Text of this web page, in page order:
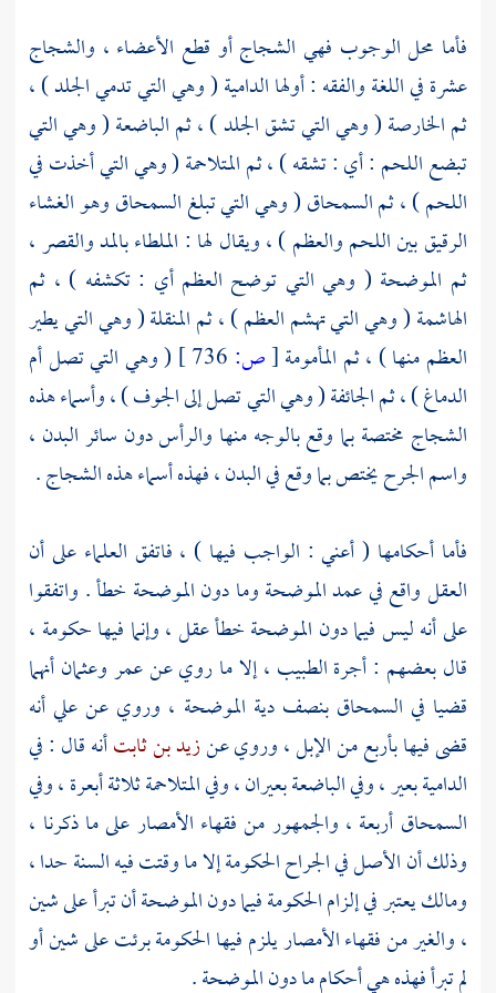
فأما محل الوجوب فهي الشجاج أو قطع الأعضاء ، والشجاج
عشرة في اللغة والفقه : أولها الدامية ( وهي التي تدمي الجلد ) ،
ثم الخارصة ( وهي التي تشق الجلد ) ، ثم الباضعة ( وهي التي
تبضع اللحم : أي : تشقه ) ، ثم المتلاحمة ( وهي التي أخذت في
اللحم ) ، ثم السمحاق ( وهي التي تبلغ السمحاق وهو الغشاء
الرقيق بين اللحم والعظم ) ، ويقال لها : الملطاء بالمد والقصر ،
ثم الموضحة ( وهي التي توضح العظم أي : تكشفه ) ، ثم
الهاشمة ( وهي التي تهشم العظم ) ، ثم المنقلة ( وهي التي يطير
العظم منها ) ، ثم المأمومة[ص:
( وهي التي تصل أم
الدماغ ) ، ثم الجائفة ( وهي التي تصل إلى الجوف ) ، وأسماء هذه
الشجاج مختصة بما وقع بالوجه منها والرأس دون سائر البدن ،
واسم الجرح يختص بما وقع في البدن ، فهذه أسماء هذه الشجاج .
فأما أحكامها ( أعني : الواجب فيها ) ، فاتفق العلماء على أن
العقل واقع في عمد الموضحة وما دون الموضحة خطأ . واتفقوا
على أنه ليس فيما دون الموضحة خطأ عقل ، وإنما فيها حكومة ،
قال بعضهم : أجرة الطبيب ، إلا ما روي عنعمروعثمانأنهما
قضيا في السمحاق بنصف دية الموضحة ، وروي عنعليأنه
قضى فيها بأربع من الإبل ، وروي عنزيد بن ثابتأنه قال : في
الدامية بعير ، وفي الباضعة بعيران ، وفي المتلاحمة ثلاثة أبعرة ، وفي
السمحاق أربعة ، والجمهور من فقهاء الأمصار على ما ذكرنا ،
وذلك أن الأصل في الجراح الحكومة إلا ما وقتت فيه السنة حدا ،
ومالكيعتبر في إلزام الحكومة فيما دون الموضحة أن تبرأ على شين
، والغير من فقهاء الأمصار يلزم فيها الحكومة برئت على شين أو
لم تبرأ فهذه هي أحكام ما دون الموضحة .